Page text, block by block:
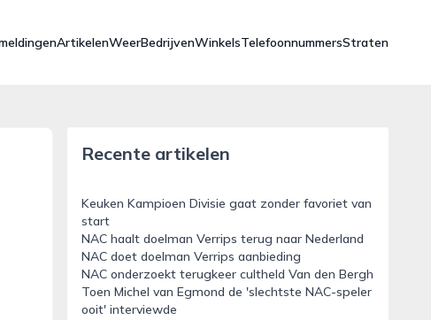
ArtikelenWeerBedrijvenWinkelsTelefoonnummersStraten
Recente artikelen
Keuken Kampioen Divisie gaat zonder favoriet van
start
NAC haalt doelman Verrips terug naar Nederland
NAC doet doelman Verrips aanbieding
NAC onderzoekt terugkeer cultheld Van den Bergh
Toen Michel van Egmond de 'slechtste NAC-speler
ooit' interviewde